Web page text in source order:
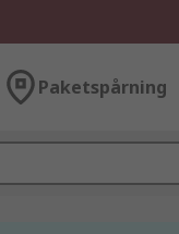
Paketspårning